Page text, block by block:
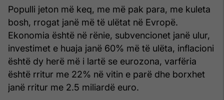
Populli jeton më keq, me më pak para, me kuleta
bosh, rrogat janë më të ulëtat në Evropë.
Ekonomia është në rënie, subvencionet janë ulur,
investimet e huaja janë 60% më të ulëta, inflacioni
është dy herë më i lartë se eurozona, varfëria
është rritur me 22% në vitin e parë dhe borxhet
janë rritur me 2.5 miliardë euro.